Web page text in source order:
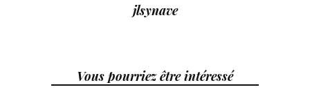
jlsynave
Vous pourriez être intéressé